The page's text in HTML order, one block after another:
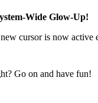
Wide Glow-Up!
cursor is now active
Go on and have fun!